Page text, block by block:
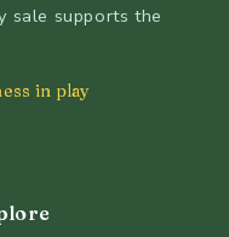
sale supports the
in play